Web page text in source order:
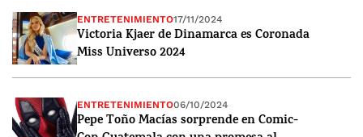
ENTRETENIMIENTO17/11/2024
Victoria Kjaer de Dinamarca es Coronada
Miss Universo 2024
ENTRETENIMIENTO06/10/2024
Pepe Toño Macías sorprende en Comic-